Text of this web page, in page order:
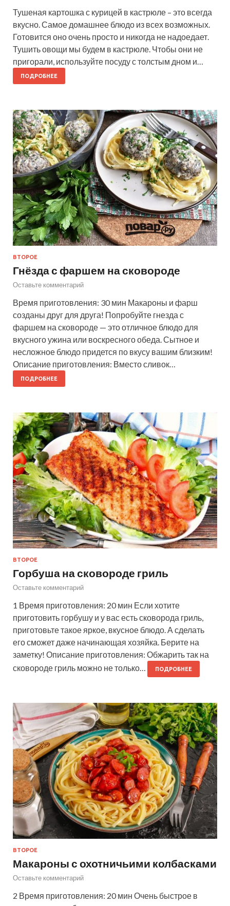
Тушеная картошка с курицей в кастрюле – это всегда
вкусно. Самое домашнее блюдо из всех возможных.
Готовится оно очень просто и никогда не надоедает.
Тушить овощи мы будем в кастрюле. Чтобы они не
пригорали, используйте посуду с толстым дном и…
ПОДРОБНЕЕ
ВТОРОЕ
Гнёзда с фаршем на сковороде
Оставьте комментарий
Время приготовления: 30 мин Макароны и фарш
созданы друг для друга! Попробуйте гнезда с
фаршем на сковороде — это отличное блюдо для
вкусного ужина или воскресного обеда. Сытное и
несложное блюдо придется по вкусу вашим близким!
Описание приготовления: Вместо сливок…
ПОДРОБНЕЕ
ВТОРОЕ
Горбуша на сковороде гриль
Оставьте комментарий
1 Время приготовления: 20 мин Если хотите
приготовить горбушу и у вас есть сковорода гриль,
приготовьте такое яркое, вкусное блюдо. А сделать
его сможет даже начинающая хозяйка. Берите на
заметку! Описание приготовления: Обжарить так на
сковороде гриль можно не только…
ПОДРОБНЕЕ
ВТОРОЕ
Макароны с охотничьими колбасками
Оставьте комментарий
2 Время приготовления: 20 мин Очень быстрое в